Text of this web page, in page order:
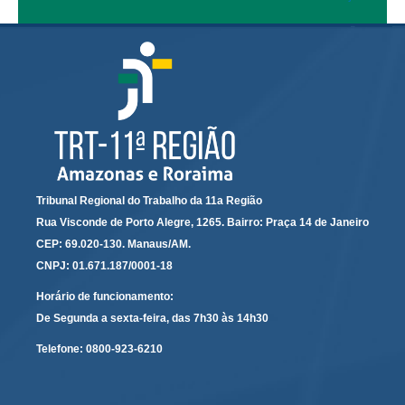
Calendário da Justiça Itinerante
Concursos
Contas abertas em nome dos beneficiários
Diários Eletrônicos
e-Doc
Espaço do Servidor
Guias de recolhimento
Mapa do site
META 9 do CNJ
Tribunal Regional do Trabalho da 11a Região
Rua Visconde de Porto Alegre, 1265. Bairro: Praça 14 de Janeiro
CEP: 69.020-130. Manaus/AM.
CNPJ: 01.671.187/0001-18
Horário de funcionamento:
De Segunda a sexta-feira, das 7h30 às 14h30
Telefone: 0800-923-6210